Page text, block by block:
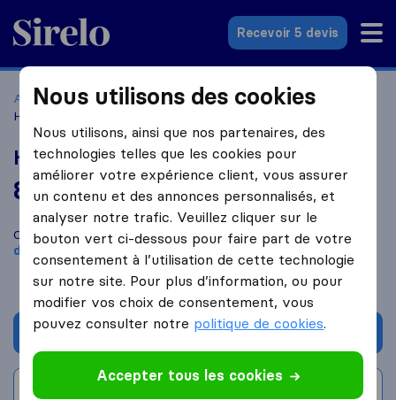
Sirelo.fr
Recevoir 5 devis
Accueil Déménageurs France
Déménageurs Le Thillay
Hans Trans Déménagement
Hans Trans Déménagement
8,2 basé sur
avis Sirelo et Google
Comparez Hans Trans Déménagement avec d'autres
déménageurs
Demander un devis
Rédiger un avis
Nous utilisons des cookies
Nous utilisons, ainsi que nos partenaires, des
technologies telles que les cookies pour
améliorer votre expérience client, vous assurer
un contenu et des annonces personnalisés, et
analyser notre trafic. Veuillez cliquer sur le
bouton vert ci-dessous pour faire part de votre
consentement à l’utilisation de cette technologie
sur notre site. Pour plus d’information, ou pour
modifier vos choix de consentement, vous
pouvez consulter notre politique de cookies.
Accepter tous les cookies